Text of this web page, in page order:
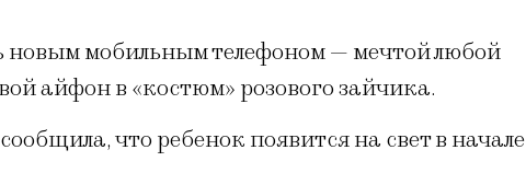
мобильным телефоном — мечтой любой
айфон в «костюм» розового зайчика.
что ребенок появится на свет в начале